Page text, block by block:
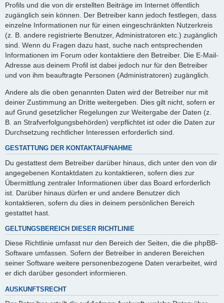
Profils und die von dir erstellten Beiträge im Internet öffentlich
zugänglich sein können. Der Betreiber kann jedoch festlegen, dass
einzelne Informationen nur für einen eingeschränkten Nutzerkreis
(z. B. andere registrierte Benutzer, Administratoren etc.) zugänglich
sind. Wenn du Fragen dazu hast, suche nach entsprechenden
Informationen im Forum oder kontaktiere den Betreiber. Die E-Mail-
Adresse aus deinem Profil ist dabei jedoch nur für den Betreiber
und von ihm beauftragte Personen (Administratoren) zugänglich.
Andere als die oben genannten Daten wird der Betreiber nur mit
deiner Zustimmung an Dritte weitergeben. Dies gilt nicht, sofern er
auf Grund gesetzlicher Regelungen zur Weitergabe der Daten (z.
B. an Strafverfolgungsbehörden) verpflichtet ist oder die Daten zur
Durchsetzung rechtlicher Interessen erforderlich sind.
GESTATTUNG DER KONTAKTAUFNAHME
Du gestattest dem Betreiber darüber hinaus, dich unter den von dir
angegebenen Kontaktdaten zu kontaktieren, sofern dies zur
Übermittlung zentraler Informationen über das Board erforderlich
ist. Darüber hinaus dürfen er und andere Benutzer dich
kontaktieren, sofern du dies in deinem persönlichen Bereich
gestattet hast.
GELTUNGSBEREICH DIESER RICHTLINIE
Diese Richtlinie umfasst nur den Bereich der Seiten, die die phpBB-
Software umfassen. Sofern der Betreiber in anderen Bereichen
seiner Software weitere personenbezogene Daten verarbeitet, wird
er dich darüber gesondert informieren.
AUSKUNFTSRECHT